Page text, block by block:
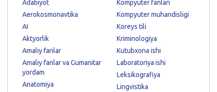
Adabiyot
Aerokosmonavtika
AI
Aktyorlik
Amaliy fanlar
Amaliy fanlar va Gumanitar
yordam
Anatomiya
Kompyuter fanlari
Kompyuter muhandisligi
Koreys tili
Kriminologiya
Kutubxona ishi
Laboratoriya ishi
Leksikografiya
Lingvistika